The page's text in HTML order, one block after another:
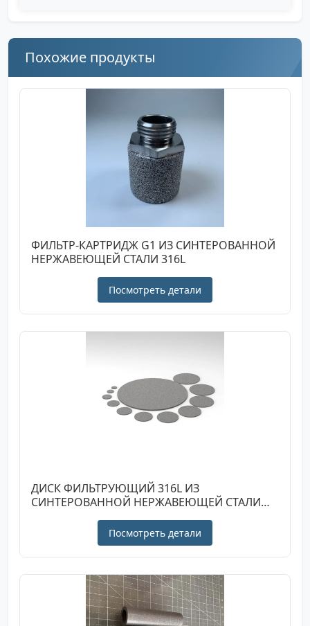
Похожие продукты
ФИЛЬТР-КАРТРИДЖ G1 ИЗ СИНТЕРОВАННОЙ
НЕРЖАВЕЮЩЕЙ СТАЛИ 316L
Посмотреть детали
ДИСК ФИЛЬТРУЮЩИЙ 316L ИЗ
СИНТЕРОВАННОЙ НЕРЖАВЕЮЩЕЙ СТАЛИ
Посмотреть детали